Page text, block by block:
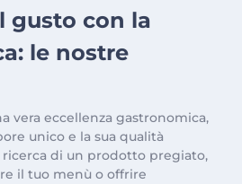
gusto con la
le nostre
vera eccellenza gastronomica,
unico e la sua qualità
ricerca di un prodotto pregiato,
il tuo menù o offrire